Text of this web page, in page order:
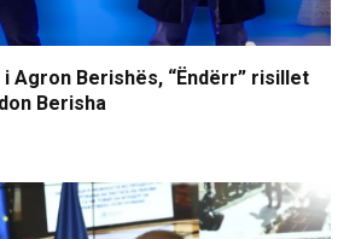
Agron Berishës, “Ëndërr” risillet
Berisha